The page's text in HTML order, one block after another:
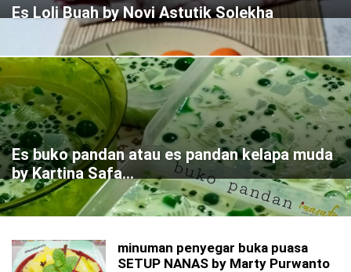
Es Loli Buah by Novi Astutik Solekha
Es buko pandan atau es pandan kelapa muda
by Kartina Safa...
minuman penyegar buka puasa
SETUP NANAS by Marty Purwanto